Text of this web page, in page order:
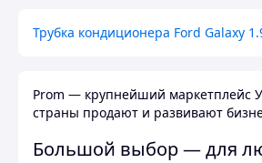
Трубка кондиционера Ford Galaxy
Prom — крупнейший маркетплейс
страны продают и развивают
Большой выбор — для